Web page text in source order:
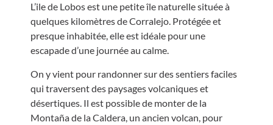
L’ile de Lobos est une petite île naturelle située à
quelques kilomètres de Corralejo. Protégée et
presque inhabitée, elle est idéale pour une
escapade d’une journée au calme.
On y vient pour randonner sur des sentiers faciles
qui traversent des paysages volcaniques et
désertiques. Il est possible de monter de la
Montaña de la Caldera, un ancien volcan, pour